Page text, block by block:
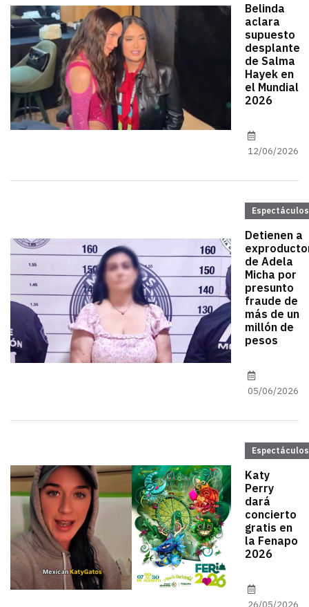
Belinda
aclara
supuesto
desplante
de Salma
Hayek en
el Mundial
2026
12/06/2026
Espectáculos
Detienen a
de Adela
Micha por
presunto
fraude de
más de un
millón de
pesos
05/06/2026
Espectáculos
Katy
Perry
dará
concierto
gratis en
la Fenapo
2026